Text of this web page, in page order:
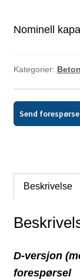
Nominell
Kategorier:
Send
Beskrivelse
D-versjon
forespørsel